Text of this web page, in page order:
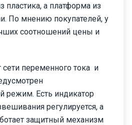
пластика, а платформа из
По мнению покупателей, у
соотношений цены и
сети переменного тока и
режим. Есть индикатор
регулируется, а
защитный механизм